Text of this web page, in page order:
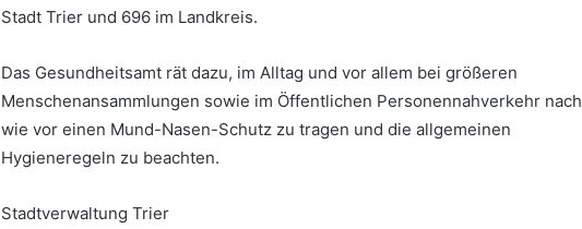
Stadt Trier und 696 im Landkreis.
Das Gesundheitsamt rät dazu, im Alltag und vor allem bei größeren
Menschenansammlungen sowie im Öffentlichen Personennahverkehr nach
wie vor einen Mund-Nasen-Schutz zu tragen und die allgemeinen
Hygieneregeln zu beachten.
Stadtverwaltung Trier